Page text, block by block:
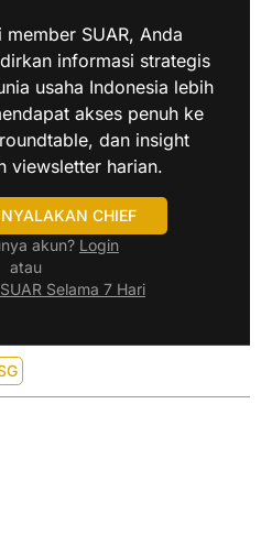
SUAR, Anda
informasi strategis
usaha Indonesia lebih
akses penuh ke
dan insight
viewsletter harian.
CHIEF
akun? Login
atau
Selama 7 Hari